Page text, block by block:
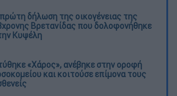
δήλωση της οικογένειας της
Βρετανίδας που δολοφονήθηκε
Κυψέλη
«Χάρος», ανέβηκε στην οροφή
και κοιτούσε επίμονα τους